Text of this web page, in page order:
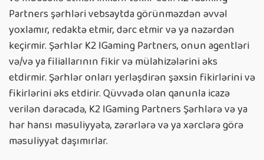
Partners şərhləri vebsaytda görünməzdən əvvəl
yoxlamır, redaktə etmir, dərc etmir və ya nəzərdən
keçirmir. Şərhlər K2 IGaming Partners, onun agentləri
və/və ya filiallarının fikir və mülahizələrini əks
etdirmir. Şərhlər onları yerləşdirən şəxsin fikirlərini və
fikirlərini əks etdirir. Qüvvədə olan qanunla icazə
verilən dərəcədə, K2 IGaming Partners Şərhlərə və ya
hər hansı məsuliyyətə, zərərlərə və ya xərclərə görə
məsuliyyət daşımırlar.